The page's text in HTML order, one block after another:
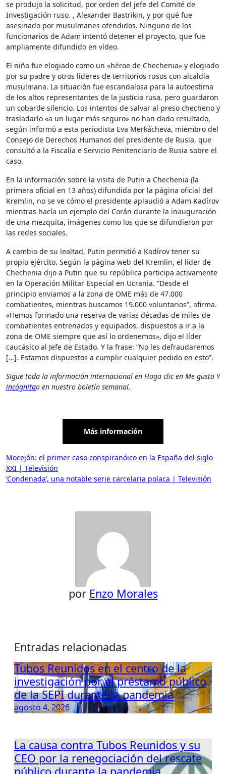
se produjo la solicitud, por orden del jefe del Comité de
Investigación ruso. , Alexander Bastrikin, y por qué fue
asesinado por musulmanes ofendidos. Ninguno de los
funcionarios de Adam intentó detener el proyecto, que fue
ampliamente difundido en vídeo.
El niño fue elogiado como un «héroe de Chechenia» y elogiado
por su padre y otros líderes de territorios rusos con alcaldía
musulmana. La situación fue escandalosa para la autoestima
de los altos representantes de la justicia rusa, pero guardaron
un cobarde silencio. Los intentos de salvar al preso checheno y
trasladarlo «a un lugar más seguro» no han dado resultado,
según informó a esta periodista Eva Merkácheva, miembro del
Consejo de Derechos Humanos del presidente de Rusia, que
consultó a la Fiscalía e Servicio Penitenciario de Rusia sobre el
caso.
En la información sobre la visita de Putin a Chechenia (la
primera oficial en 13 años) difundida por la página oficial del
Kremlin, no se ve cómo el presidente aplaudió a Adam Kadírov
mientras hacía un ejemplo del Corán durante la inauguración
de una mezquita, imágenes como los que se difundieron por
las redes sociales.
A cambio de su lealtad, Putin permitió a Kadírov tener su
propio ejército. Según la página web del Kremlin, el líder de
Chechenia dijo a Putin que su república participa activamente
en la Operación Militar Especial en Ucrania. “Desde el
principio enviamos a la zona de OME más de 47.000
combatientes, mientras buscamos 19.000 voluntarios”, afirma.
«Hemos formado una reserva de varias décadas de miles de
combatientes entrenados y equipados, dispuestos a ir a la
zona de OME siempre que así lo ordenemos», dijo el líder
caucásico al Jefe de Estado. Y la frase: “No les defraudaremos
[…]. Estamos dispuestos a cumplir cualquier pedido en esto”.
Sigue toda la información internacional en Haga clic en Me gusta Y
incógnitao en nuestro boletín semanal.
Más información
Navegación
de
Mocejón: el primer caso conspiranóico en la España del siglo
XXI | Televisión
‘Condenada’, una notable serie carcelaria polaca | Televisión
por Enzo Morales
Entradas relacionadas
Tubos Reunidos en el centro de la
investigación por el préstamo público
de la SEPI durante la pandemia
agosto 4, 2026
La causa contra Tubos Reunidos y su
CEO por la renegociación del rescate